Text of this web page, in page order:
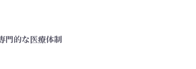
門的な医療体制